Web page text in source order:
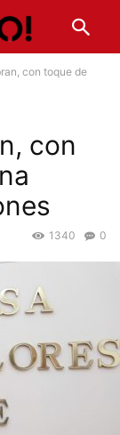
con toque de
con
0
1340